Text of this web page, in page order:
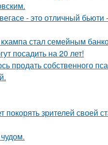
- это отличный бьюти
стал семейным
посадить на 20 лет!
продать собственного
зрителей своей